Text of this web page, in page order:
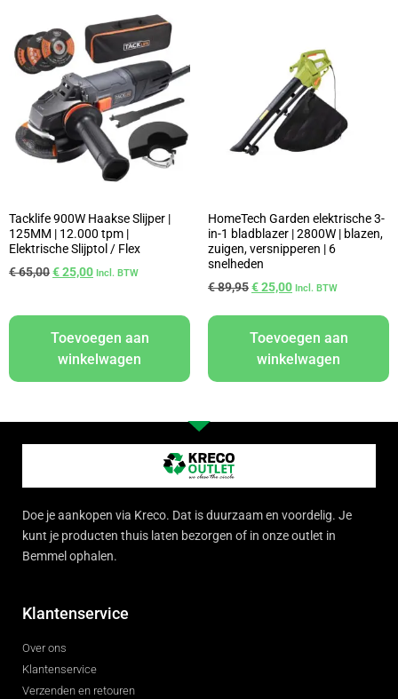
Tacklife 900W Haakse Slijper |
125MM | 12.000 tpm |
Elektrische Slijptol / Flex
€65,00€25,00 Incl. BTW
Toevoegen aan
winkelwagen
HomeTech Garden elektrische 3-
in-1 bladblazer | 2800W | blazen,
zuigen, versnipperen | 6
snelheden
€89,95€25,00 Incl. BTW
Toevoegen aan
winkelwagen
Doe je aankopen via Kreco. Dat is duurzaam en voordelig. Je
kunt je producten thuis laten bezorgen of in onze outlet in
Bemmel ophalen.
Klantenservice
Over ons
Klantenservice
Verzenden en retouren